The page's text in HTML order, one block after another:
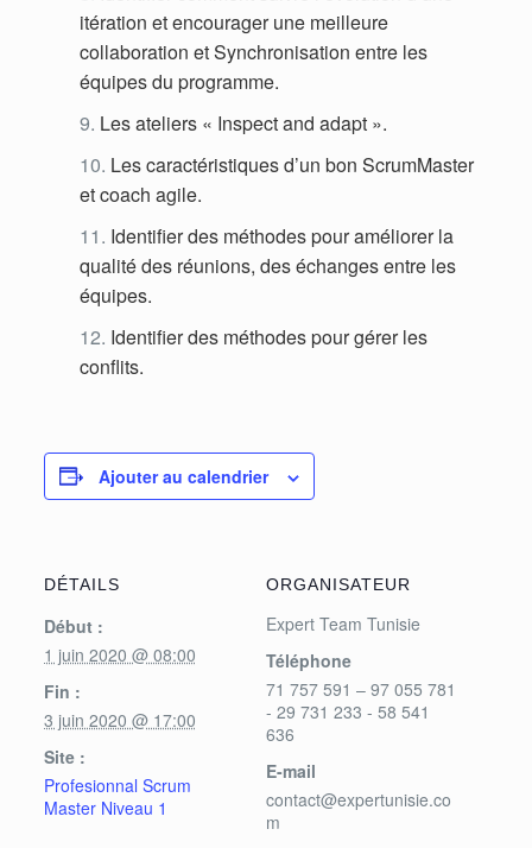
itération et encourager une meilleure
collaboration et Synchronisation entre les
équipes du programme.
Les ateliers « Inspect and adapt ».
Les caractéristiques d’un bon ScrumMaster
et coach agile.
Identifier des méthodes pour améliorer la
qualité des réunions, des échanges entre les
équipes.
Identifier des méthodes pour gérer les
conflits.
Ajouter au calendrier
DÉTAILS
Début :
1 juin 2020 @ 08:00
Fin :
3 juin 2020 @ 17:00
Site :
Profesionnal Scrum
Master Niveau 1
ORGANISATEUR
Expert Team Tunisie
Téléphone
71 757 591 – 97 055 781
- 29 731 233 - 58 541
636
E-mail
contact@expertunisie.co
m